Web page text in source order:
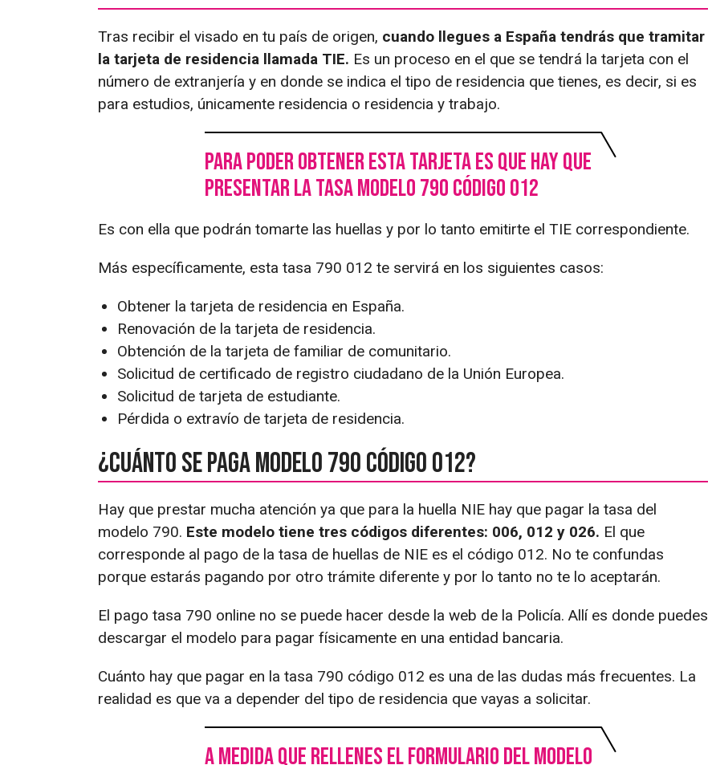
Tras recibir el visado en tu país de origen, cuando llegues a España tendrás que tramitar
la tarjeta de residencia llamada TIE. Es un proceso en el que se tendrá la tarjeta con el
número de extranjería y en donde se indica el tipo de residencia que tienes, es decir, si es
para estudios, únicamente residencia o residencia y trabajo.
Para poder obtener esta tarjeta es que hay que
presentar la tasa modelo 790 código 012
Es con ella que podrán tomarte las huellas y por lo tanto emitirte el TIE correspondiente.
Más específicamente, esta tasa 790 012 te servirá en los siguientes casos:
Obtener la tarjeta de residencia en España.
Renovación de la tarjeta de residencia.
Obtención de la tarjeta de familiar de comunitario.
Solicitud de certificado de registro ciudadano de la Unión Europea.
Solicitud de tarjeta de estudiante.
Pérdida o extravío de tarjeta de residencia.
¿Cuánto se paga modelo 790 código 012?
Hay que prestar mucha atención ya que para la huella NIE hay que pagar la tasa del
modelo 790. Este modelo tiene tres códigos diferentes: 006, 012 y 026. El que
corresponde al pago de la tasa de huellas de NIE es el código 012. No te confundas
porque estarás pagando por otro trámite diferente y por lo tanto no te lo aceptarán.
El pago tasa 790 online no se puede hacer desde la web de la Policía. Allí es donde puedes
descargar el modelo para pagar físicamente en una entidad bancaria.
Cuánto hay que pagar en la tasa 790 código 012 es una de las dudas más frecuentes. La
realidad es que va a depender del tipo de residencia que vayas a solicitar.
A medida que rellenes el formulario del modelo